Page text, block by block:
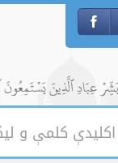
عِبَادِ ٱلَّذِينَ